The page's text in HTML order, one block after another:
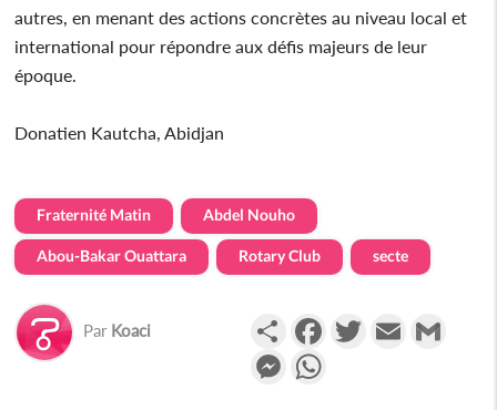
autres, en menant des actions concrètes au niveau local et
international pour répondre aux défis majeurs de leur
époque.
Donatien Kautcha, Abidjan
Fraternité Matin Abdel Nouho
Abou-Bakar Ouattara Rotary Club secte
Par Koaci PartagerFacebookTwitterEmail
Messenger